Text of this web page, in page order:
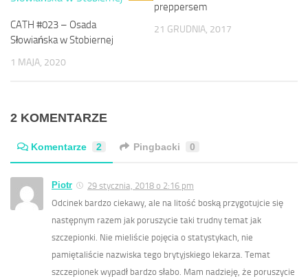
CATH #023 – Osada
Słowiańska w Stobiernej
1 MAJA, 2020
preppersem
21 GRUDNIA, 2017
2 KOMENTARZE
Komentarze 2 Pingbacki 0
Piotr
29 stycznia, 2018 o 2:16 pm
Odcinek bardzo ciekawy, ale na litość boską przygotujcie się
następnym razem jak poruszycie taki trudny temat jak
szczepionki. Nie mieliście pojęcia o statystykach, nie
pamiętaliście nazwiska tego brytyjskiego lekarza. Temat
szczepionek wypadł bardzo słabo. Mam nadzieję, że poruszycie